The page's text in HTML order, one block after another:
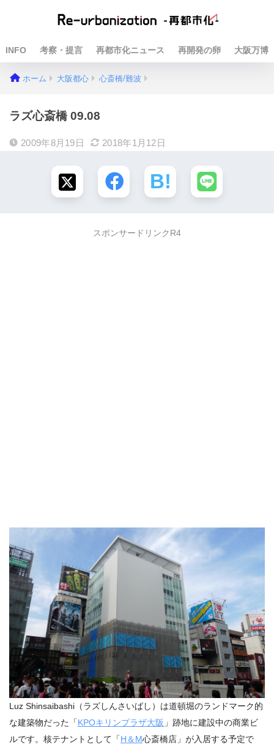
INFO 考察・提言 再都市化ニュース 再開発の卵 大阪万博
ホーム 大阪都心 心斎橋/難波
ラズ心斎橋 09.08
2009年8月19日 2018年1月12日
スポンサードリンクR4
Luz Shinsaibashi（ラズしんさいばし）は道頓堀のランドマーク的
な建築物だった「KPOキリンプラザ大阪 」跡地に建設中の商業ビ
ルです。核テナントとして「H＆M心斎橋店」が入居する予定で